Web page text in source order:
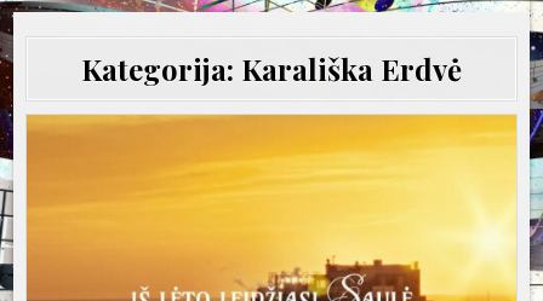
Kategorija: Karališka Erdvė